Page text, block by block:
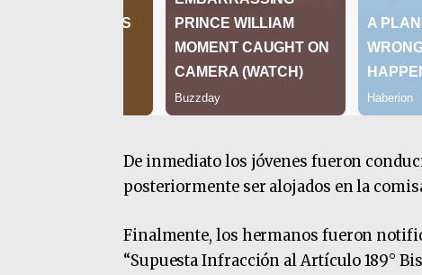
De inmediato los jóvenes fueron
posteriormente ser alojados en la
Finalmente, los hermanos fueron
“Supuesta Infracción al Artículo 189°